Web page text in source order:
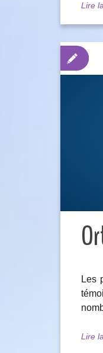
Lire
Les
Lire